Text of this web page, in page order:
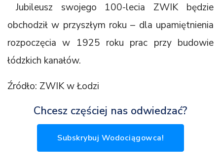
Jubileusz swojego 100-lecia ZWIK będzie
obchodził w przyszłym roku – dla upamiętnienia
rozpoczęcia w 1925 roku prac przy budowie
łódzkich kanałów.
Źródło: ZWIK w Łodzi
Chcesz częściej nas odwiedzać?
Subskrybuj Wodociągowca!